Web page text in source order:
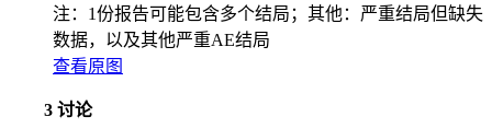
注：1份报告可能包含多个结局；其他：严重结局但缺失
数据，以及其他严重AE结局
查看原图
3 讨论